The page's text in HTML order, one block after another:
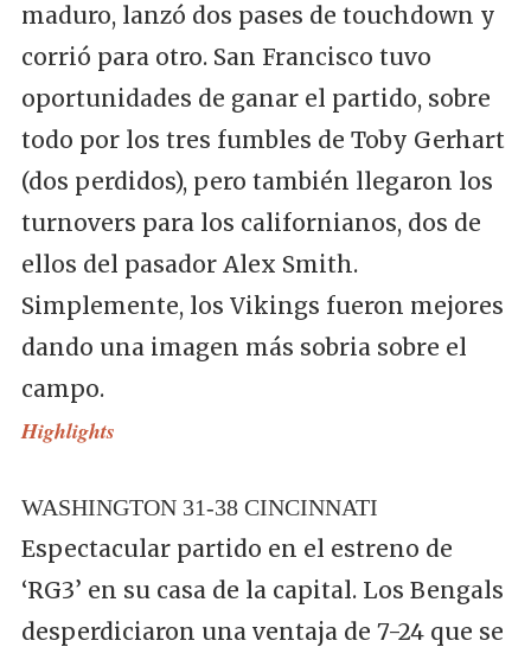
maduro, lanzó dos pases de touchdown y
corrió para otro. San Francisco tuvo
oportunidades de ganar el partido, sobre
todo por los tres fumbles de Toby Gerhart
(dos perdidos), pero también llegaron los
turnovers para los californianos, dos de
ellos del pasador Alex Smith.
Simplemente, los Vikings fueron mejores
dando una imagen más sobria sobre el
campo.
Highlights
WASHINGTON 31-38 CINCINNATI
Espectacular partido en el estreno de
‘RG3’ en su casa de la capital. Los Bengals
desperdiciaron una ventaja de 7-24 que se